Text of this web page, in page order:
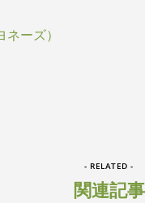
ーズ）
- RELATED -
関連記事